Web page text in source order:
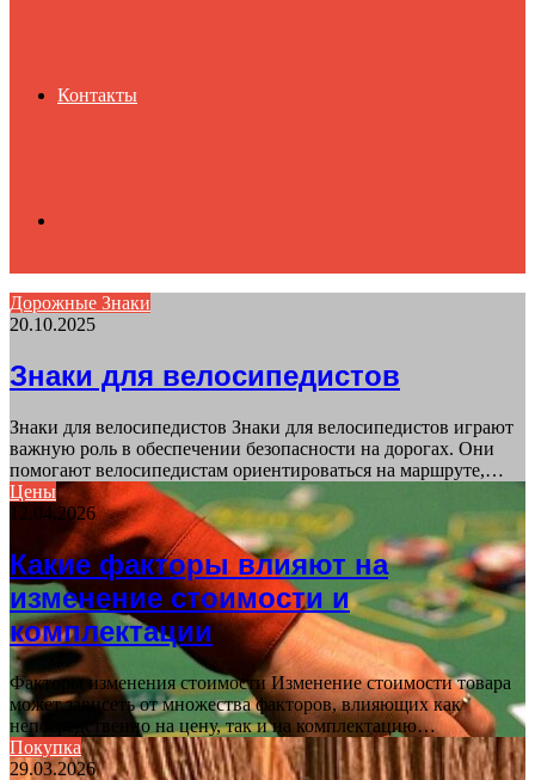
Контакты
for
Дорожные Знаки
20.10.2025
Знаки для велосипедистов
Знаки для велосипедистов Знаки для велосипедистов играют
важную роль в обеспечении безопасности на дорогах. Они
помогают велосипедистам ориентироваться на маршруте,…
Цены
12.04.2026
Какие факторы влияют на
изменение стоимости и
комплектации
Факторы изменения стоимости Изменение стоимости товара
может зависеть от множества факторов, влияющих как
непосредственно на цену, так и на комплектацию…
Покупка
29.03.2026